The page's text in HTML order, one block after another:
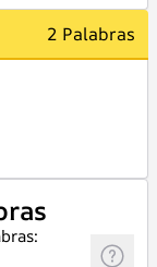
2 Palabras